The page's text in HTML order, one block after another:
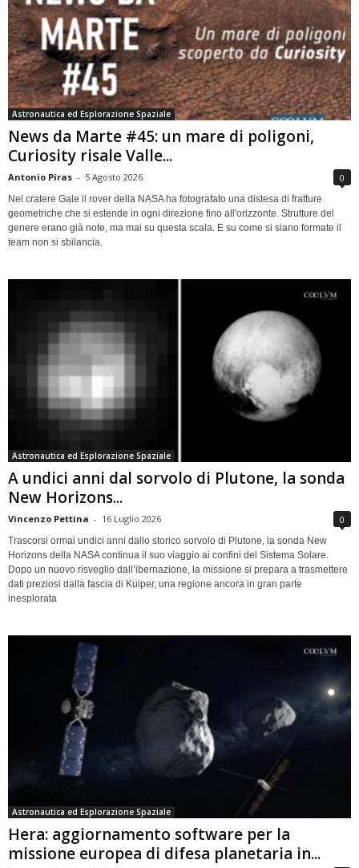
Astronautica ed Esplorazione Spaziale
News da Marte #45: un mare di poligoni,
Curiosity risale Valle...
Antonio Piras - 5 Agosto 2026 0
Nel cratere Gale il rover della NASA ha fotografato una distesa di fratture
geometriche che si estende in ogni direzione fino all'orizzonte. Strutture del
genere erano già note, ma mai su questa scala. E su come si siano formate il
team non si sbilancia.
Astronautica ed Esplorazione Spaziale
A undici anni dal sorvolo di Plutone, la sonda
New Horizons...
Vincenzo Pettina - 16 Luglio 2026 0
Trascorsi ormai undici anni dallo storico sorvolo di Plutone, la sonda New
Horizons della NASA continua il suo viaggio ai confini del Sistema Solare.
Dopo un nuovo risveglio dall’ibernazione, la missione si prepara a trasmettere
dati preziosi dalla fascia di Kuiper, una regione ancora in gran parte
inesplorata
Astronautica ed Esplorazione Spaziale
Hera: aggiornamento software per la
missione europea di difesa planetaria in...